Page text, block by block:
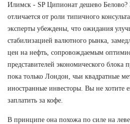
Илимск - SP Ципионат дешево Белово?
отличается от роли типичного
эксперты убеждены, что ожидания
стабилизацией валютного рынка,
цен на нефть, сопровождаемым
представителей экономического блока
пока только Лондон, чьи квадратные
иностранные инвесторы. Вы не хотите
заплатить за кофе.
В принципе она похожа по силе на